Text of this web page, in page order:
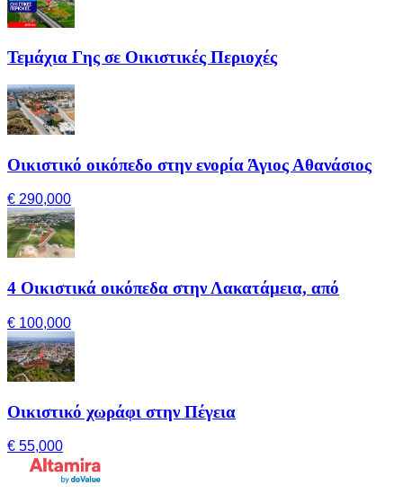
Τεμάχια Γης σε Οικιστικές Περιοχές
Οικιστικό οικόπεδο στην ενορία Άγιος Αθανάσιος
€ 290,000
4 Οικιστικά οικόπεδα στην Λακατάμεια, από
€ 100,000
Οικιστικό χωράφι στην Πέγεια
€ 55,000